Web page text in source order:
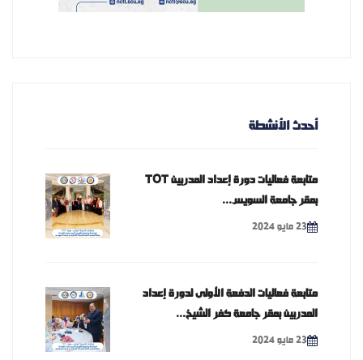
أحدث الأنشطة
متابعة فعاليات دورة إعداد المدربين TOT
بمقر جامعة السويس...
23 مايو 2024
متابعة فعاليات الدفعة الأولى لدورة إعداد
المدربين بمقر جامعة كفر الشيخ...
23 مايو 2024